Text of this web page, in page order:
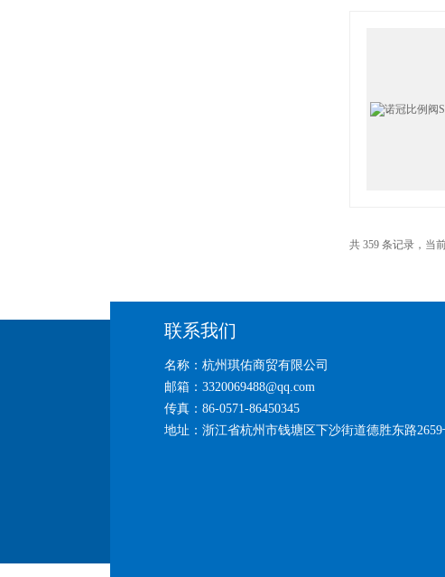
共 359 条记录，当
联系我们
名称：杭州琪佑商贸有限公司
邮箱：3320069488@qq.com
传真：86-0571-86450345
地址：浙江省杭州市钱塘区下沙街道德胜东路2659